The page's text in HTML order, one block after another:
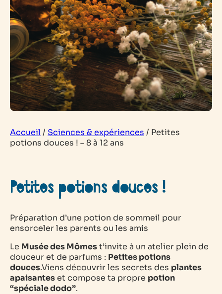
Accueil / Sciences & expériences / Petites
potions douces ! – 8 à 12 ans
Petites potions douces !
Préparation d’une potion de sommeil pour
ensorceler les parents ou les amis
Le Musée des Mômest’invite à un atelier plein de
douceur et de parfums : Petites potions
douces.Viens découvrir les secrets des plantes
apaisanteset compose ta propre potion
“spéciale dodo”.